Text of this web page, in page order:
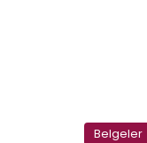
Belgeler